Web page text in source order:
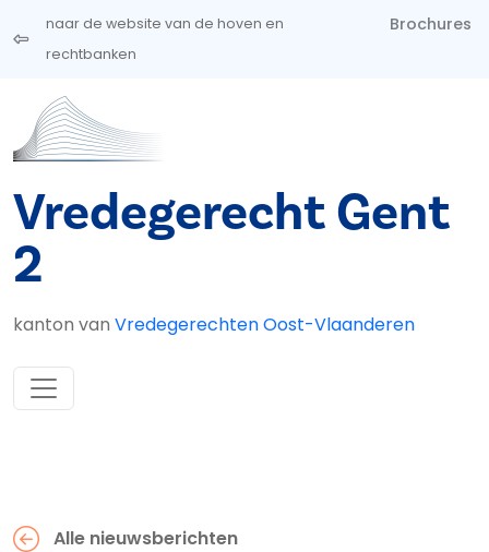
Overslaan en naar de inhoud gaan
naar de website van de hoven en
rechtbanken
Brochures
Vredegerecht Gent
2
kanton van Vredegerechten Oost-Vlaanderen
Alle nieuwsberichten